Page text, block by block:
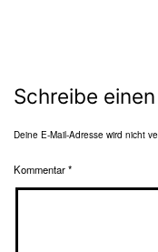
Schreibe
Deine E-Mail-Adresse wird nicht
Kommentar*